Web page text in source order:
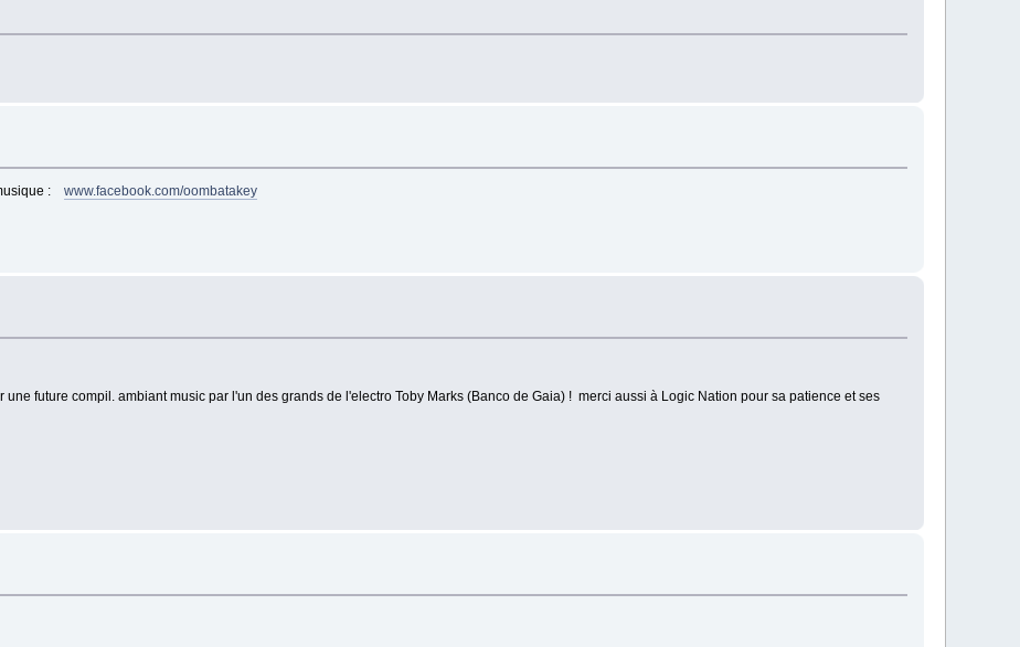
:www.facebook.com/oombatakey
future compil. ambiant music par l'un des grands de l'electro Toby Marks (Banco de Gaia) ! merci aussi à Logic Nation pour sa patience et ses